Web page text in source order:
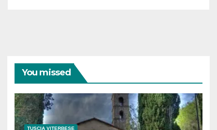
You missed
TUSCIA VITERBESE